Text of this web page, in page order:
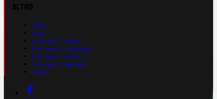
Video
Foto
Calendario Serie A
Calendario Champions
Calendario Europa L.
Calendario Premier L.
Casinò